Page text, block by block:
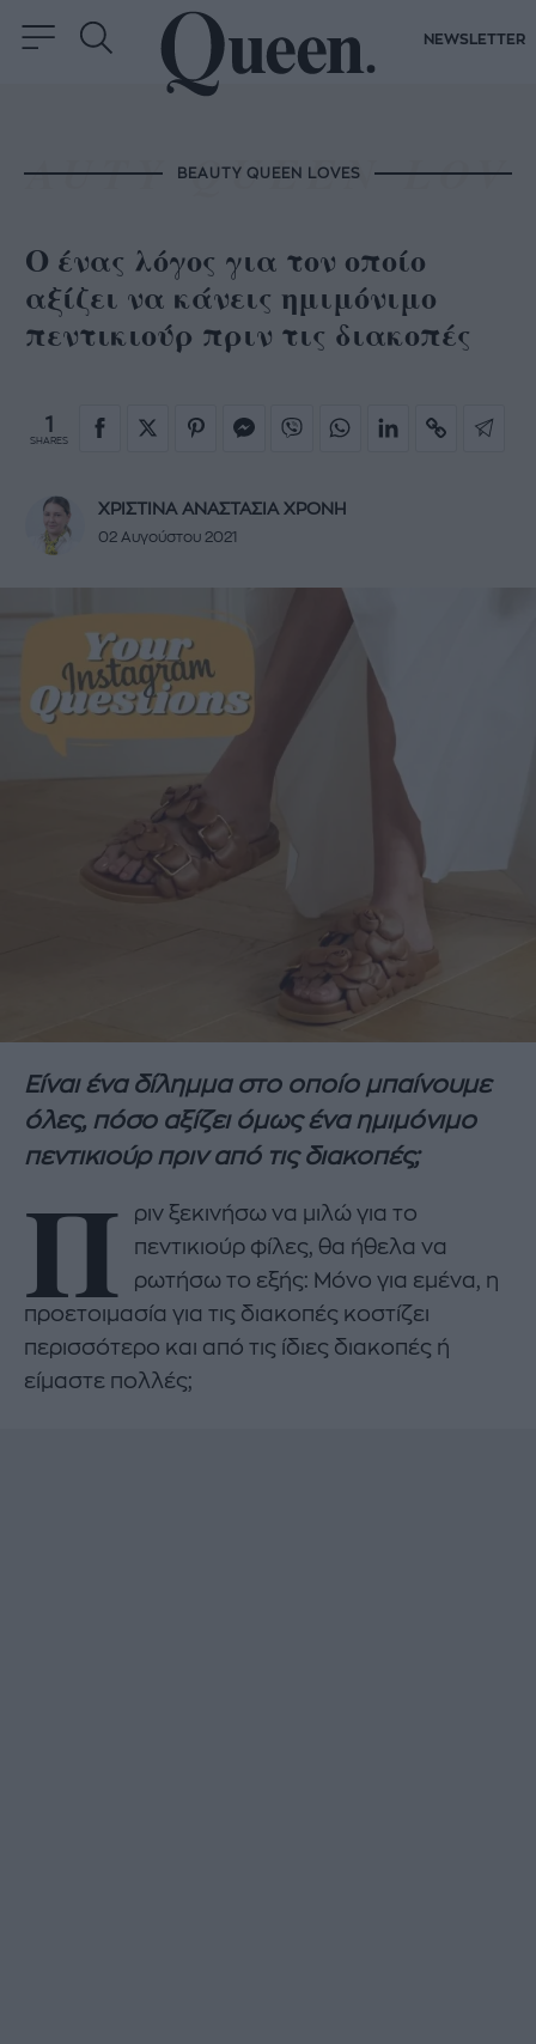
NEWSLETTER
BEAUTY QUEEN LOVES
Ο ένας λόγος για τον οποίο
αξίζει να κάνεις ημιμόνιμο
πεντικιούρ πριν τις διακοπές
1
SHARES
ΧΡΙΣΤΙΝΑ ΑΝΑΣΤΑΣΙΑ ΧΡΟΝΗ
02 Αυγούστου 2021
Είναι ένα δίλημμα στο οποίο μπαίνουμε
όλες, πόσο αξίζει όμως ένα ημιμόνιμο
πεντικιούρ πριν από τις διακοπές;
Π
ριν ξεκινήσω να μιλώ για το
πεντικιούρ φίλες, θα ήθελα να
ρωτήσω το εξής: Μόνο για εμένα, η
προετοιμασία για τις διακοπές κοστίζει
περισσότερο και από τις ίδιες διακοπές ή
είμαστε πολλές;